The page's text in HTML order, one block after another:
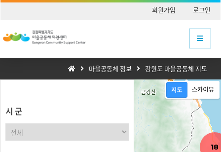
로그인
회원가입
마을공동체 정보 강원도 마을공동체 지도
시·군
18